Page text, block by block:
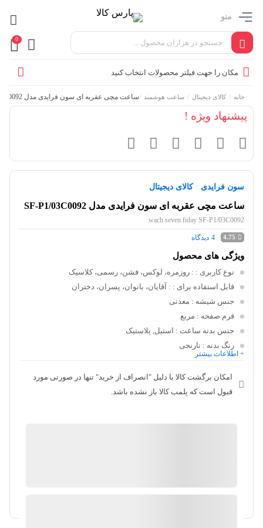
منو
0
مکان را جهت فیلتر محصولات انتخاب کنید
خانه / کالای دیجیتال / ساعت هوشمند /ساعت مچی عقربه ای سون فرایدی مدل SF-P1/03C0092
پیشنهاد ویژه !
سون فرایدی / کالای دیجیتال
ساعت مچی عقربه ای سون فرایدی مدل SF-P1/03C0092
wach seven fiday SF-P1/03C0092
4.75
4 دیدگاه
ویژگی های محصول
نوع کاربری : : روزمره، لوکس، فشن، رسمی، کلاسیک
قابل استفاده برای : : آقایان، بانوان، پسران، دختران
جنس شیشه : معدنی
فرم صفحه : مربع
جنس بدنه ساعت : استیل, پلاستیک
رنگ بدنه : نارنجی
+ اطلاعات بیشتر
امکان برگشت کالا با دلیل "انصراف از خرید" تنها در صورتی مورد
قبول است که پلمب کالا باز نشده باشد.